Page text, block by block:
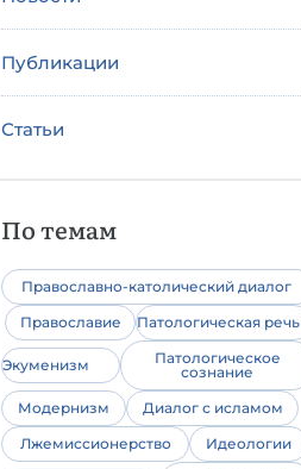
Публикации
Статьи
По темам
Православно-католический диалог
Православие
Патологическая речь
Экуменизм
Патологическое
сознание
Модернизм
Диалог с исламом
Лжемиссионерство
Идеологии